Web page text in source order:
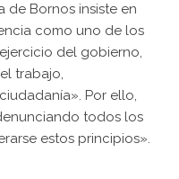
de Bornos insiste en
como uno de los
del gobierno,
trabajo,
Por ello,
todos los
estos principios».